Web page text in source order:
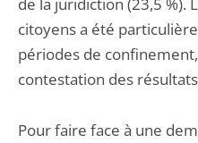
de la juridiction (23,5 %).
citoyens a été
périodes de
contestation des
Pour faire face à une